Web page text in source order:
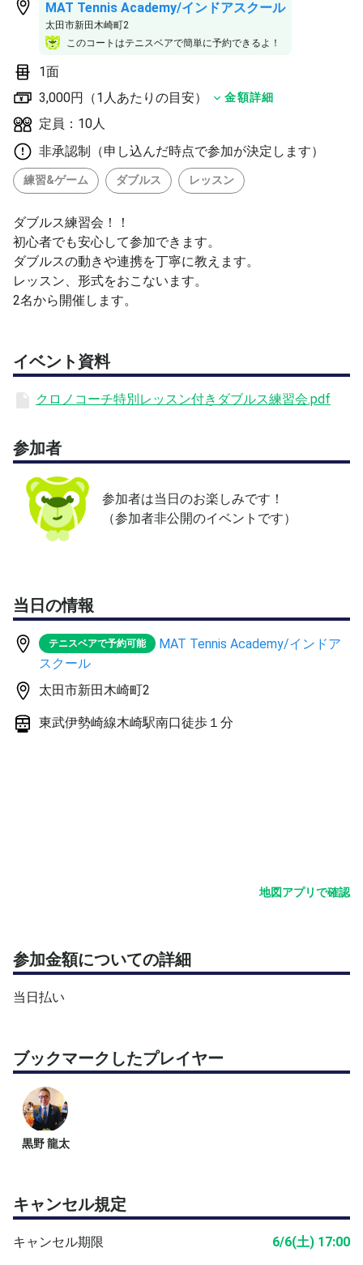
MAT Tennis Academy/インドアスクール
太田市新田木崎町2
このコートはテニスベアで簡単に予約できるよ！
1面
3,000円（1人あたりの目安）
金額詳細
定員：10人
非承認制（申し込んだ時点で参加が決定します）
練習&ゲーム ダブルス レッスン
ダブルス練習会！！
初心者でも安心して参加できます。
ダブルスの動きや連携を丁寧に教えます。
レッスン、形式をおこないます。
2名から開催します。
イベント資料
クロノコーチ特別レッスン付きダブルス練習会.pdf
参加者
参加者は当日のお楽しみです！
（参加者非公開のイベントです）
当日の情報
テニスベアで予約可能
MAT Tennis Academy/インドア
スクール
太田市新田木崎町2
東武伊勢崎線木崎駅南口徒歩１分
地図アプリで確認
参加金額についての詳細
当日払い
ブックマークしたプレイヤー
黒野 龍太
キャンセル規定
キャンセル期限 6/6(土) 17:00